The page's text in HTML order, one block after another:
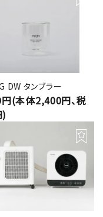
DW タンブラー
(本体2,400円、税